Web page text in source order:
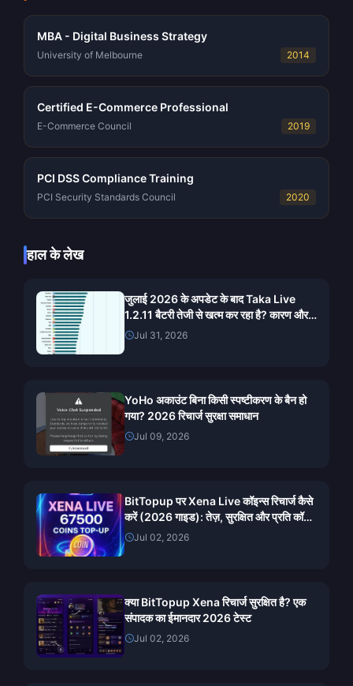
MBA - Digital Business Strategy
University of Melbourne 2014
Certified E-Commerce Professional
E-Commerce Council 2019
PCI DSS Compliance Training
PCI Security Standards Council 2020
हाल के लेख
जुलाई 2026 के अपडेट के बाद Taka Live
1.2.11 बैटरी तेजी से खत्म कर रहा है? कारण और
समाधान
Jul 31, 2026
YoHo अकाउंट बिना किसी स्पष्टीकरण के बैन हो
गया? 2026 रिचार्ज सुरक्षा समाधान
Jul 09, 2026
BitTopup पर Xena Live कॉइन्स रिचार्ज कैसे
करें (2026 गाइड): तेज़, सुरक्षित और प्रति कॉइन
सस्ताJul 02, 2026
क्या BitTopup Xena रिचार्ज सुरक्षित है? एक
संपादक का ईमानदार 2026 टेस्ट
Jul 02, 2026